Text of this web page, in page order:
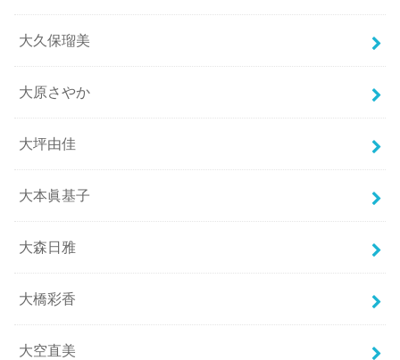
大久保瑠美
大原さやか
大坪由佳
大本眞基子
大森日雅
大橋彩香
大空直美